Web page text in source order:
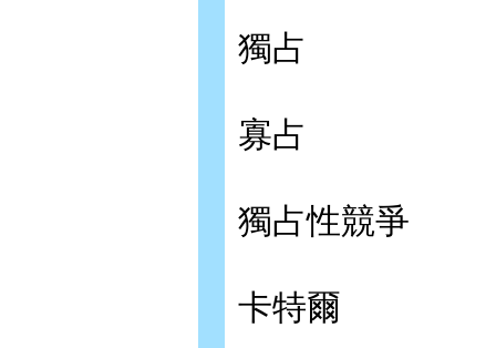
獨占
寡占
獨占性競爭
卡特爾